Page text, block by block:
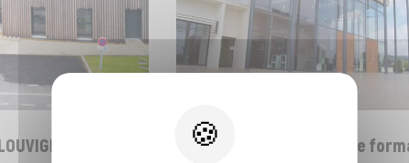
DU DESERT
Espace Nove@ - centre de